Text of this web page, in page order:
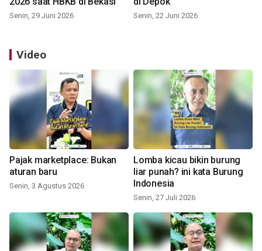
Senin, 29 Juni 2026 Senin, 22 Juni 2026
Video
Pajak marketplace: Bukan
aturan baru
Senin, 3 Agustus 2026
Lomba kicau bikin burung
liar punah? ini kata Burung
Indonesia
Senin, 27 Juli 2026